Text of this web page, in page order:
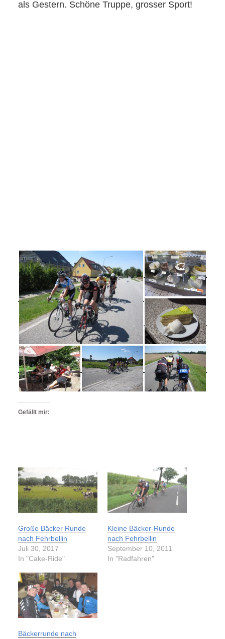
als Gestern. Schöne Truppe, grosser Sport!
Gefällt mir:
Große Bäcker Runde
nach Fehrbellin
Juli 30, 2017
In "Cake-Ride"
Kleine Bäcker-Runde
nach Fehrbellin
September 10, 2011
In "Radfahren"
Bäckerrunde nach